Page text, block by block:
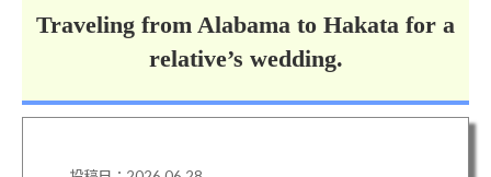
Traveling from Alabama to Hakata for a
relative’s wedding.